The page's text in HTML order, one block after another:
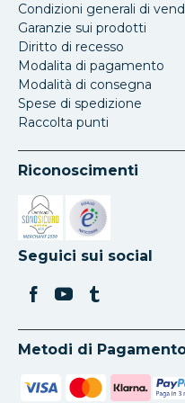
Condizioni generali di
Garanzie sui prodotti
Diritto di recesso
Modalita di pagamento
Modalità di consegna
Spese di spedizione
Raccolta punti
Riconoscimenti
Si apre in una nuova scheda
Si apre in una
Seguici sui social
Metodi di